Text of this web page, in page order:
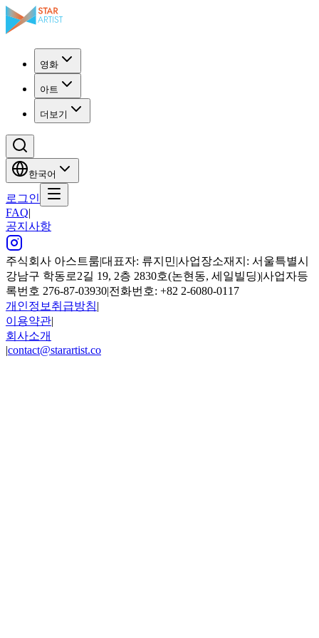
영화
아트
더보기
한국어
로그인
FAQ|
공지사항
주식회사 아스트룸|대표자: 류지민|사업장소재지: 서울특별시
강남구 학동로2길 19, 2층 2830호(논현동, 세일빌딩)|사업자등
록번호 276-87-03930|전화번호: +82 2-6080-0117
개인정보취급방침|
이용약관|
회사소개
|contact@starartist.co